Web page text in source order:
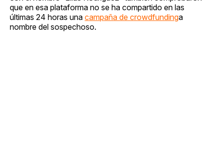
que en esa plataforma no se ha compartido en las
últimas 24 horas una campaña de crowdfundinga
nombre del sospechoso.